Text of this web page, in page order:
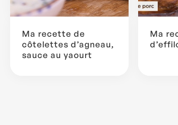
Ma recette de
côtelettes d’agneau,
sauce au yaourt
Ma